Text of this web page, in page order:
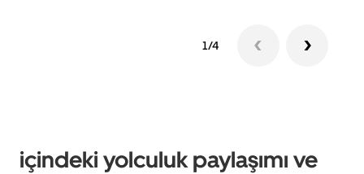
1/4
içindeki yolculuk paylaşımı ve